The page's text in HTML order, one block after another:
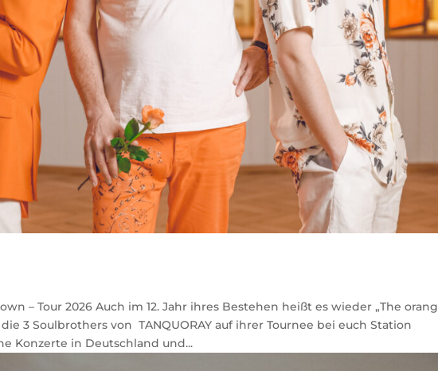
– Tour 2026 Auch im 12. Jahr ihres Bestehen heißt es wieder „The
3 Soulbrothers von TANQUORAY auf ihrer Tournee bei euch Station
Konzerte in Deutschland und...